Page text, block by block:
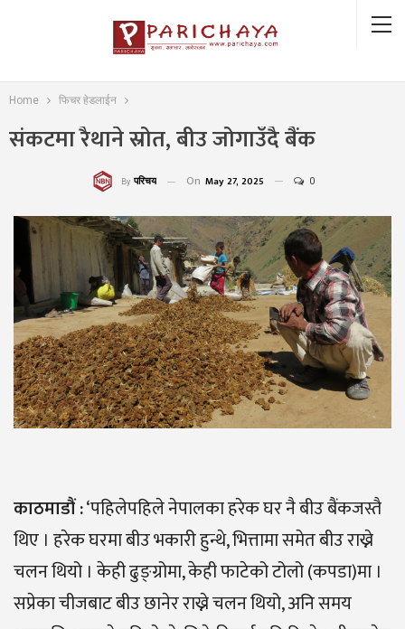
Home फिचर हेडलाईन
संकटमा रैथाने स्रोत, बीउ जोगाउँदै बैंक
By परिचय On May 27, 2025 0
काठमाडौं :‘पहिलेपहिले नेपालका हरेक घर नै बीउ बैंकजस्तै
थिए । हरेक घरमा बीउ भकारी हुन्थे, भित्तामा समेत बीउ राख्ने
चलन थियो । केही ढुङ्ग्रोमा, केही फाटेको टोलो (कपडा)मा ।
सप्रेका चीजबाट बीउ छानेर राख्ने चलन थियो, अनि समय